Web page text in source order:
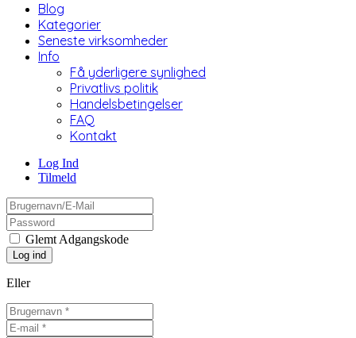
Blog
Kategorier
Seneste virksomheder
Info
Få yderligere synlighed
Privatlivs politik
Handelsbetingelser
FAQ
Kontakt
Log Ind
Tilmeld
Glemt Adgangskode
Eller